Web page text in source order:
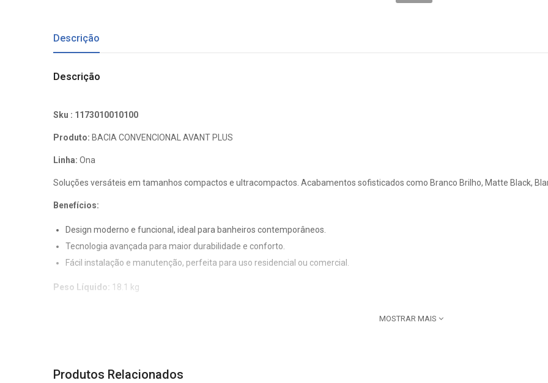
Descrição
Descrição
Sku : 1173010010100
Produto: BACIA CONVENCIONAL AVANT PLUS
Linha: Ona
Soluções versáteis em tamanhos compactos e ultracompactos. Acabamentos sofisticados como Branco Brilho, Matte Black,
Benefícios:
Design moderno e funcional, ideal para banheiros contemporâneos.
Tecnologia avançada para maior durabilidade e conforto.
Fácil instalação e manutenção, perfeita para uso residencial ou comercial.
Peso Líquido: 18.1 kg
Marca:Incepa.
MOSTRAR MAIS
Produtos Relacionados